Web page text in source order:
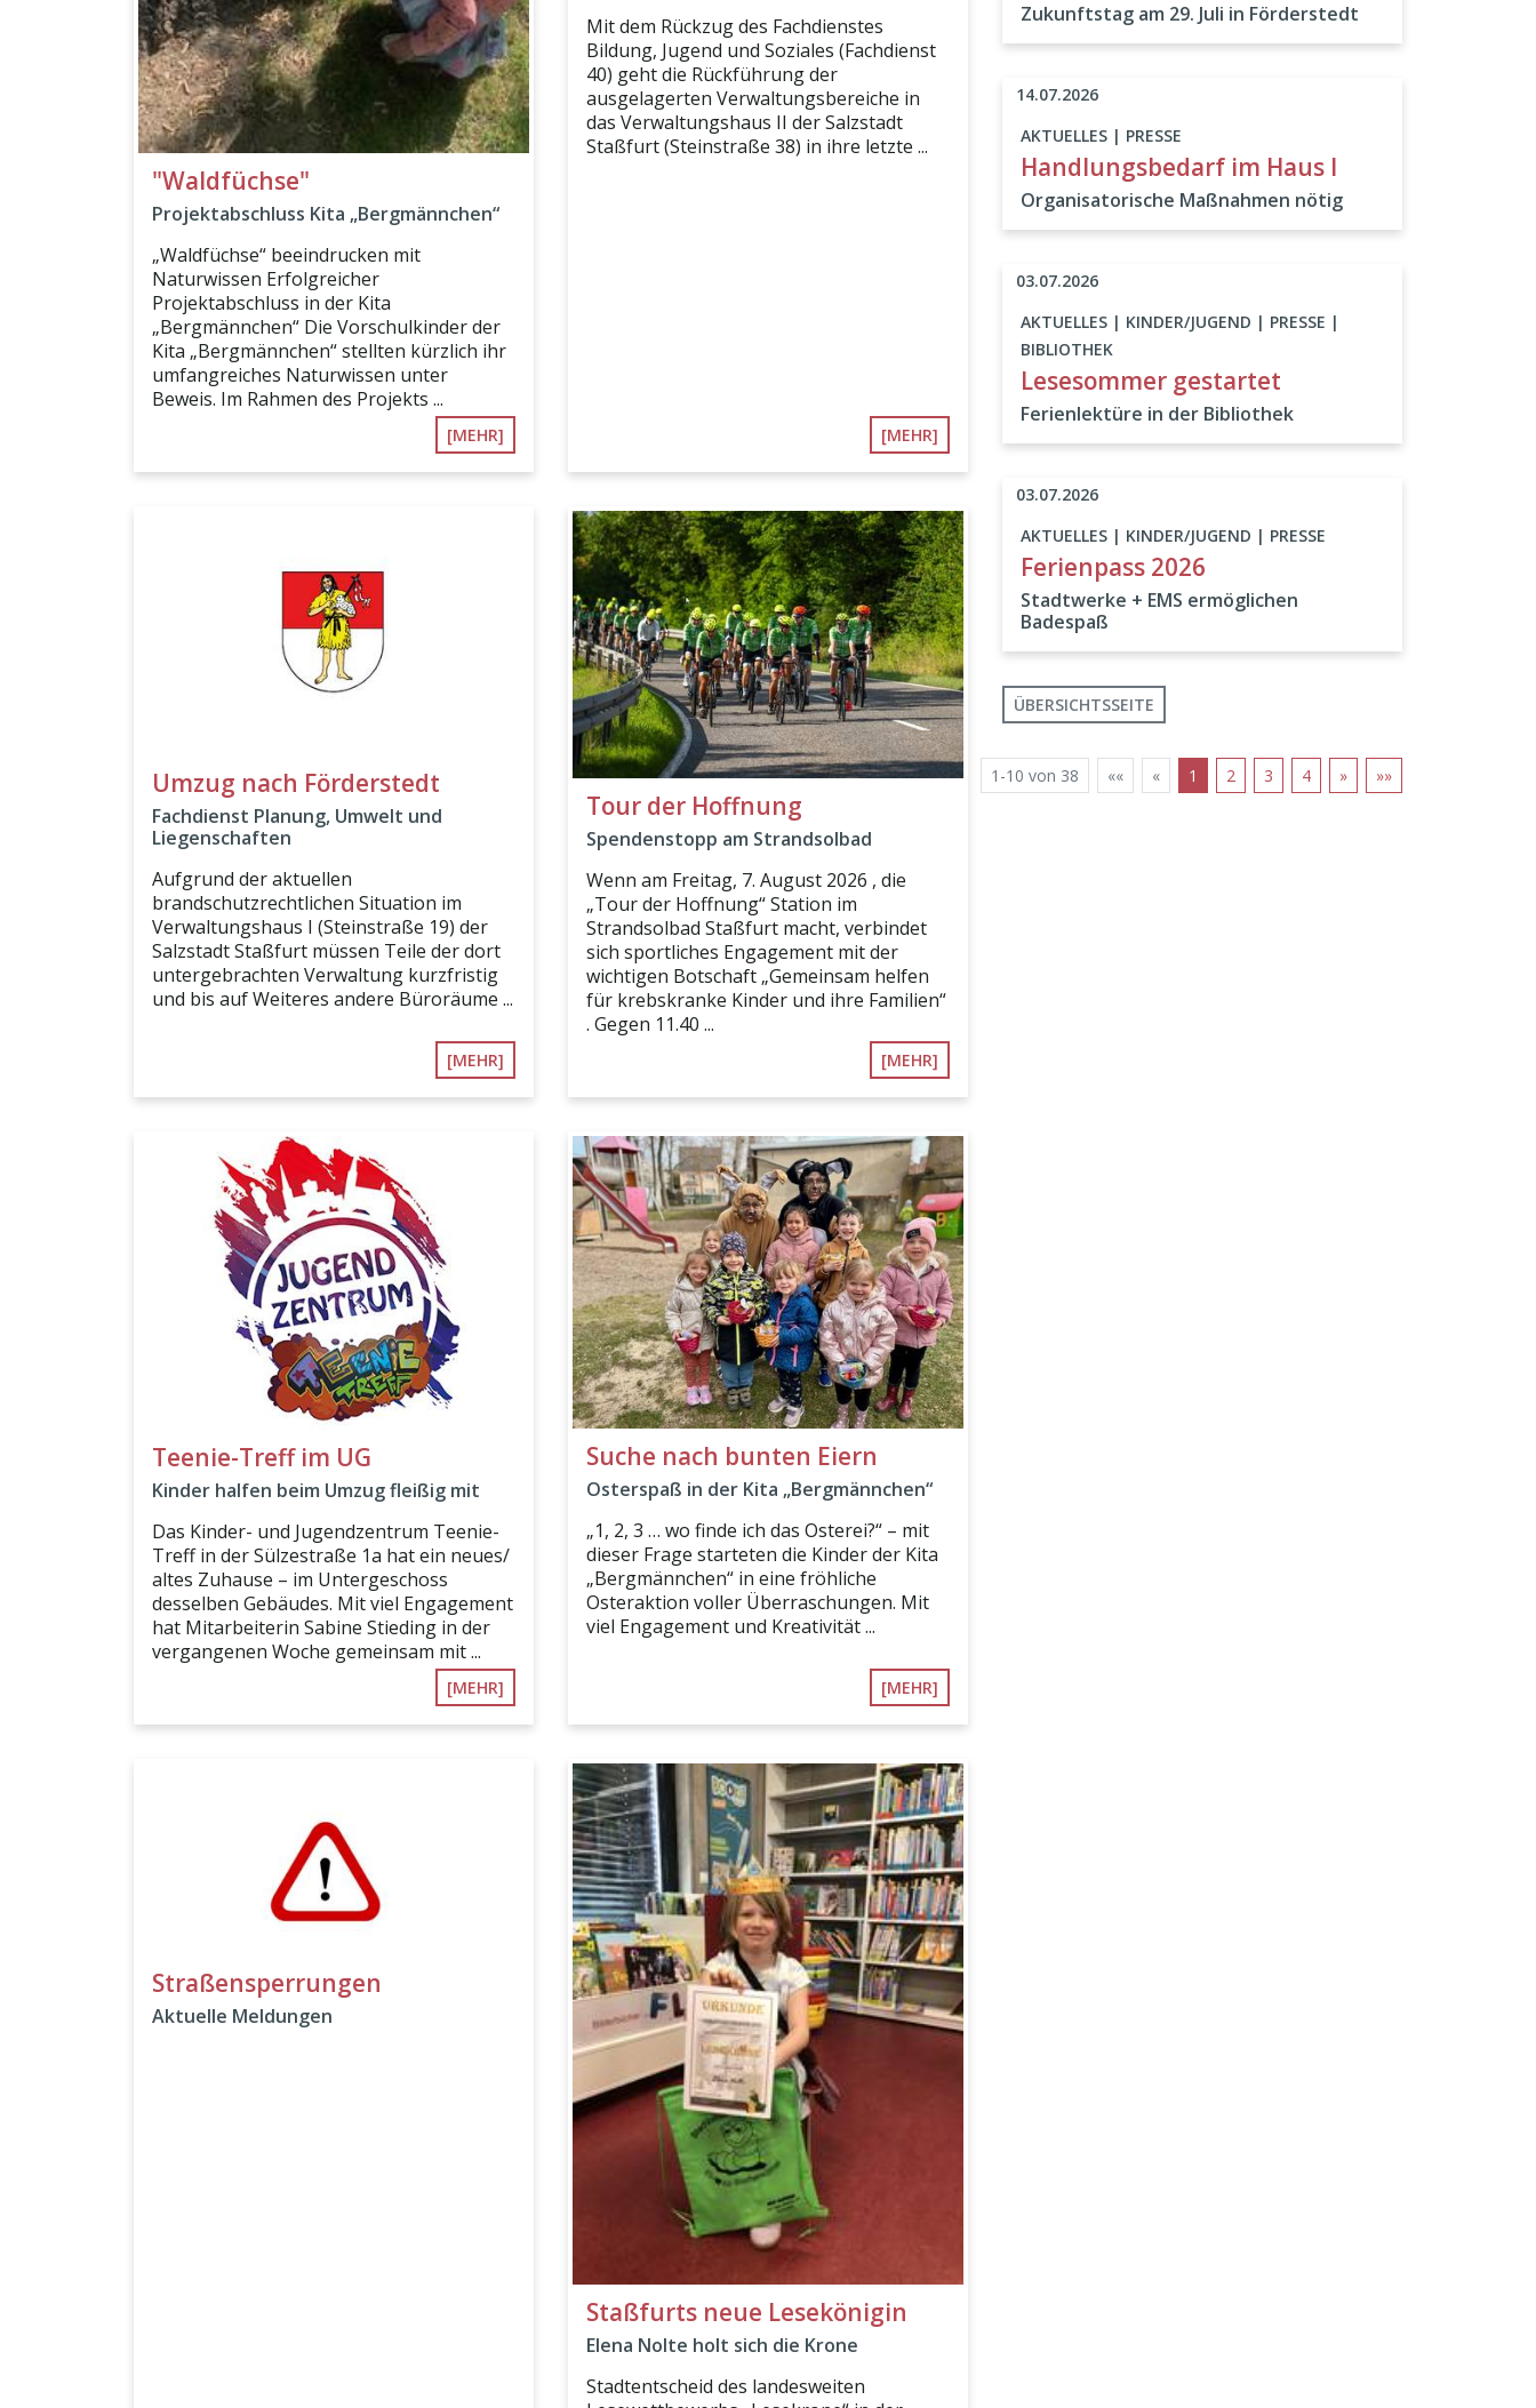
"Waldfüchse"
Projektabschluss Kita „Bergmännchen“
„Waldfüchse“ beeindrucken mit
Naturwissen Erfolgreicher
Projektabschluss in der Kita
„Bergmännchen“ Die Vorschulkinder der
Kita „Bergmännchen“ stellten kürzlich ihr
umfangreiches Naturwissen unter
Beweis. Im Rahmen des Projekts ...
[MEHR]
Mit dem Rückzug des Fachdienstes
Bildung, Jugend und Soziales (Fachdienst
40) geht die Rückführung der
ausgelagerten Verwaltungsbereiche in
das Verwaltungshaus II der Salzstadt
Staßfurt (Steinstraße 38) in ihre letzte ...
[MEHR]
Umzug nach Förderstedt
Fachdienst Planung, Umwelt und
Liegenschaften
Aufgrund der aktuellen
brandschutzrechtlichen Situation im
Verwaltungshaus I (Steinstraße 19) der
Salzstadt Staßfurt müssen Teile der dort
untergebrachten Verwaltung kurzfristig
und bis auf Weiteres andere Büroräume ...
[MEHR]
Tour der Hoffnung
Spendenstopp am Strandsolbad
Wenn am Freitag, 7. August 2026 , die
„Tour der Hoffnung“ Station im
Strandsolbad Staßfurt macht, verbindet
sich sportliches Engagement mit der
wichtigen Botschaft „Gemeinsam helfen
für krebskranke Kinder und ihre Familien“
. Gegen 11.40 ...
[MEHR]
Teenie-Treff im UG
Kinder halfen beim Umzug fleißig mit
Das Kinder- und Jugendzentrum Teenie-
Treff in der Sülzestraße 1a hat ein neues/
altes Zuhause – im Untergeschoss
desselben Gebäudes. Mit viel Engagement
hat Mitarbeiterin Sabine Stieding in der
vergangenen Woche gemeinsam mit ...
[MEHR]
Suche nach bunten Eiern
Osterspaß in der Kita „Bergmännchen“
„1, 2, 3 … wo finde ich das Osterei?“ – mit
dieser Frage starteten die Kinder der Kita
„Bergmännchen“ in eine fröhliche
Osteraktion voller Überraschungen. Mit
viel Engagement und Kreativität ...
[MEHR]
Straßensperrungen
Aktuelle Meldungen
Staßfurts neue Lesekönigin
Elena Nolte holt sich die Krone
Stadtentscheid des landesweiten
Zukunftstag am 29. Juli in Förderstedt
AKTUELLES | PRESSE
Handlungsbedarf im Haus I
Organisatorische Maßnahmen nötig
14.07.2026
AKTUELLES | KINDER/JUGEND | PRESSE |
BIBLIOTHEK
Lesesommer gestartet
Ferienlektüre in der Bibliothek
03.07.2026
AKTUELLES | KINDER/JUGEND | PRESSE
Ferienpass 2026
Stadtwerke + EMS ermöglichen
Badespaß
03.07.2026
ÜBERSICHTSSEITE
1-10 von 38 «« « 1 2 3 4 » »»